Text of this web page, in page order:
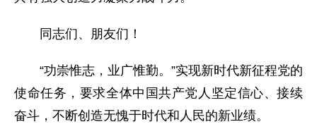
同志们、朋友们！
“功崇惟志，业广惟勤。”实现新时代新征程党的
使命任务，要求全体中国共产党人坚定信心、接续
奋斗，不断创造无愧于时代和人民的新业绩。